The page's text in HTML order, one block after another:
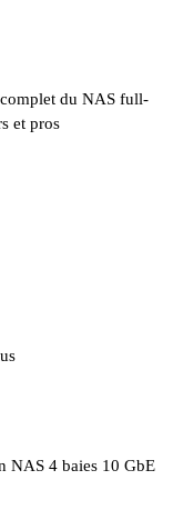
du NAS full-
et pros
NAS 4 baies 10 GbE